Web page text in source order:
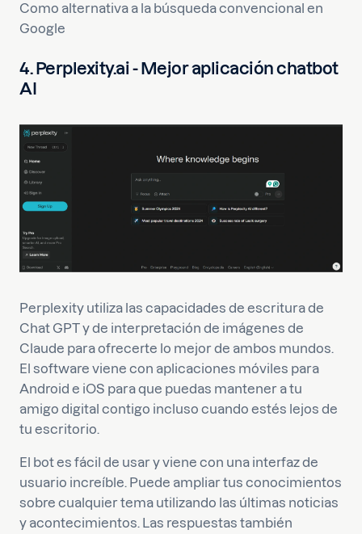
Como alternativa a la búsqueda convencional en
Google
4. Perplexity.ai - Mejor aplicación chatbot
AI
Perplexity utiliza las capacidades de escritura de
Chat GPT y de interpretación de imágenes de
Claude para ofrecerte lo mejor de ambos mundos.
El software viene con aplicaciones móviles para
Android e iOS para que puedas mantener a tu
amigo digital contigo incluso cuando estés lejos de
tu escritorio.
El bot es fácil de usar y viene con una interfaz de
usuario increíble. Puede ampliar tus conocimientos
sobre cualquier tema utilizando las últimas noticias
y acontecimientos. Las respuestas también